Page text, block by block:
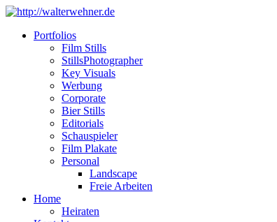
Portfolios
Film Stills
StillsPhotographer
Key Visuals
Werbung
Corporate
Bier Stills
Editorials
Schauspieler
Film Plakate
Personal
Landscape
Freie Arbeiten
Home
Heiraten